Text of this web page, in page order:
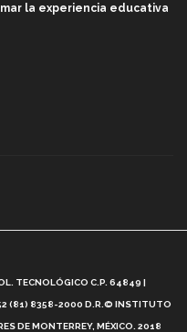
la experiencia educativa
Tec? (video)
TECNOLÓGICO C.P. 64849 |
(81) 8358-2000 D.R.© INSTITUTO
DE MONTERREY, MÉXICO. 2018